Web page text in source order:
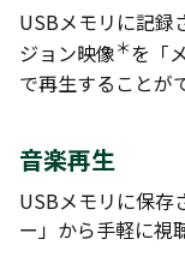
USBメモリに記録
ジョン映像＊を「
で再生することが
音楽再生
USBメモリに保存
ー」から手軽に視